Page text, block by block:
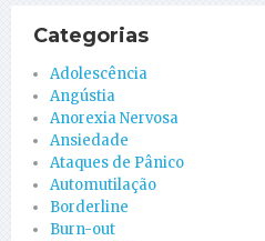
Categorias
Adolescência
Angústia
Anorexia Nervosa
Ansiedade
Ataques de Pânico
Automutilação
Borderline
Burn-out